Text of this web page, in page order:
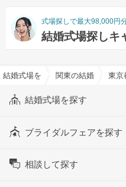
式場探しで最大98,000円
結婚式場探しキ
結婚式場を探すならハナユメ
関東の結婚式場東京
結婚式場を探す
ブライダルフェアを探す
相談して探す